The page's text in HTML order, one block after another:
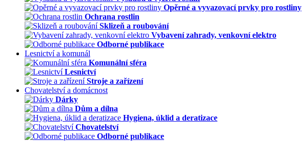
Opěrné a vyvazovací prvky pro rostliny
Ochrana rostlin
Sklizeň a roubování
Vybavení zahrady, venkovní elektro
Odborné publikace
Lesnictví a komunál
Komunální sféra
Lesnictví
Stroje a zařízení
Chovatelství a domácnost
Dárky
Dům a dílna
Hygiena, úklid a deratizace
Chovatelství
Odborné publikace